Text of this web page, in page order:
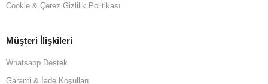
Cookie & Çerez Gizlilik Politikası
Müşteri İlişkileri
Whatsapp Destek
Garanti & İade Koşulları